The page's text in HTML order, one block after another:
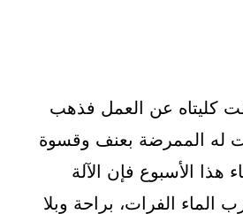
كليتاه عن العمل فذهب
له الممرضة بعنف وقسوة
هذا الأسبوع فإن الآلة
الماء الفرات، براحة وبلا